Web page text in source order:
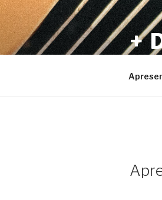
Pular
para
o
conteúdo
+